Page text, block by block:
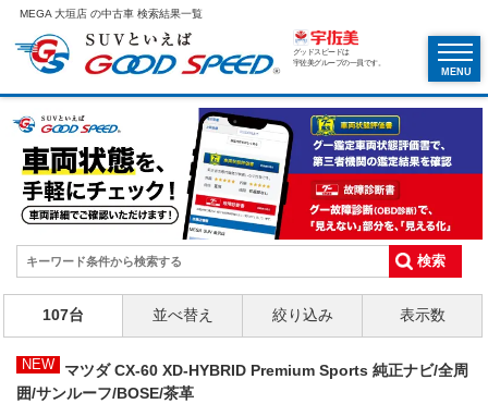
MEGA 大垣店 の中古車 検索結果一覧
グッドスピードは
宇佐美グループの一員です。
MENU
107台 並べ替え 絞り込み 表示数
NEW
マツダ CX-60 XD-HYBRID Premium Sports 純正ナビ/全周
囲/サンルーフ/BOSE/茶革